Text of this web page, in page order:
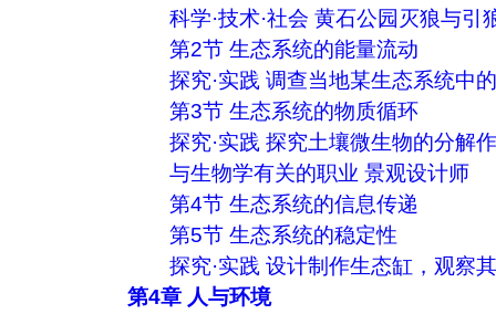
科学·技术·社会 黄石公园灭狼与引
第2节 生态系统的能量流动
探究·实践 调查当地某生态系统中
第3节 生态系统的物质循环
探究·实践 探究土壤微生物的分解
与生物学有关的职业 景观设计师
第4节 生态系统的信息传递
第5节 生态系统的稳定性
探究·实践 设计制作生态缸，观察
第4章 人与环境